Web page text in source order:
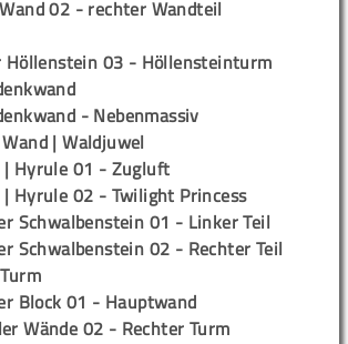
02 - rechter Wandteil
Höllenstein 03 - Höllensteinturm
- Nebenmassiv
| Waldjuwel
| Hyrule 01 - Zugluft
Hyrule 02 - Twilight Princess
Schwalbenstein 01 - Linker Teil
Schwalbenstein 02 - Rechter Teil
Block 01 - Hauptwand
Wände 02 - Rechter Turm